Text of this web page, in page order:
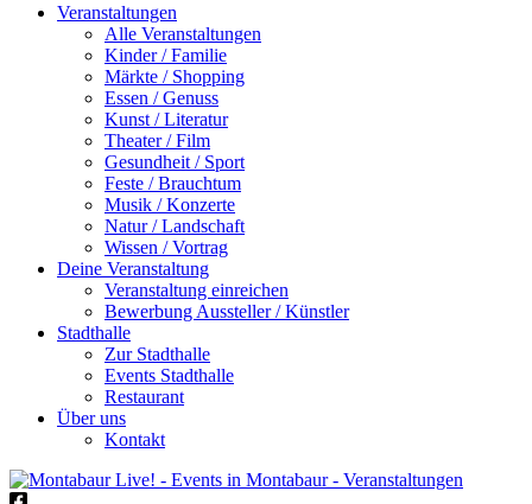
Veranstaltungen
Alle Veranstaltungen
Kinder / Familie
Märkte / Shopping
Essen / Genuss
Kunst / Literatur
Theater / Film
Gesundheit / Sport
Feste / Brauchtum
Musik / Konzerte
Natur / Landschaft
Wissen / Vortrag
Deine Veranstaltung
Veranstaltung einreichen
Bewerbung Aussteller / Künstler
Stadthalle
Zur Stadthalle
Events Stadthalle
Restaurant
Über uns
Kontakt